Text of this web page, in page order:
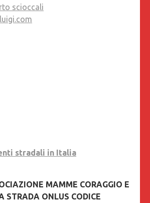
scioccali
stradali in Italia
MAMME CORAGGIO E
STRADA ONLUS CODICE